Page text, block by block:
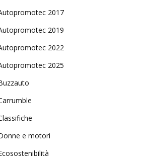
2017
2019
2022
2025
e motori